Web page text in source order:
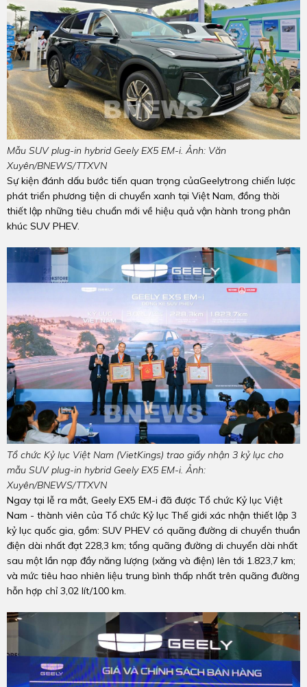
Mẫu SUV plug-in hybrid Geely EX5 EM-i. Ảnh: Văn
Xuyên/BNEWS/TTXVN
Sự kiện đánh dấu bước tiến quan trọng củaGeelytrong chiến lược
phát triển phương tiện di chuyển xanh tại Việt Nam, đồng thời
thiết lập những tiêu chuẩn mới về hiệu quả vận hành trong phân
khúc SUV PHEV.
Tổ chức Kỷ lục Việt Nam (VietKings) trao giấy nhận 3 kỷ lục cho
mẫu SUV plug-in hybrid Geely EX5 EM-i. Ảnh:
Xuyên/BNEWS/TTXVN
Ngay tại lễ ra mắt, Geely EX5 EM-i đã được Tổ chức Kỷ lục Việt
Nam - thành viên của Tổ chức Kỷ lục Thế giới xác nhận thiết lập 3
kỷ lục quốc gia, gồm: SUV PHEV có quãng đường di chuyển thuần
điện dài nhất đạt 228,3 km; tổng quãng đường di chuyển dài nhất
sau một lần nạp đầy năng lượng (xăng và điện) lên tới 1.823,7 km;
và mức tiêu hao nhiên liệu trung bình thấp nhất trên quãng đường
hỗn hợp chỉ 3,02 lít/100 km.